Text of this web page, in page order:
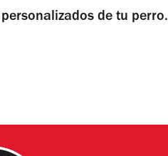
de tu perro.